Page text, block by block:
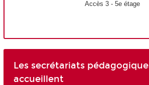
Accès 3 - 5e étage
Les secrétariats
accueillent